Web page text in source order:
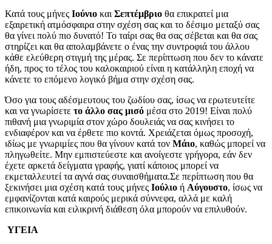
Κατά τους μήνες Ιούνιο και Σεπτέμβριο θα επικρατεί μια
εξαιρετική ατμόσφαιρα στην σχέση σας και το δέσιμο μεταξύ σας
θα γίνει πολύ πιο δυνατό! Το ταίρι σας θα σας σέβεται και θα σας
στηρίζει και θα απολαμβάνετε ο ένας την συντροφιά του άλλου
κάθε ελεύθερη στιγμή της μέρας. Σε περίπτωση που δεν το κάνατε
ήδη, προς το τέλος του καλοκαιριού είναι η κατάλληλη εποχή να
κάνετε το επόμενο λογικό βήμα στην σχέση σας.
Όσο για τους αδέσμευτους του ζωδίου σας, ίσως να ερωτευτείτε
και να γνωρίσετε το άλλο σας μισό μέσα στο 2019! Είναι πολύ
πιθανή μια γνωριμία στον χώρο δουλειάς να σας κινήσει το
ενδιαφέρον και να έρθετε πιο κοντά. Χρειάζεται όμως προσοχή,
ιδίως με γνωριμίες που θα γίνουν κατά τον Μάιο, καθώς μπορεί να
πληγωθείτε. Μην εμπιστεύεστε και ανοίγεστε γρήγορα, εάν δεν
έχετε αρκετά δείγματα γραφής, γιατί κάποιος μπορεί να
εκμεταλλευτεί τα αγνά σας συναισθήματα.Σε περίπτωση που θα
ξεκινήσει μια σχέση κατά τους μήνες Ιούλιο ή Αύγουστο, ίσως να
εμφανίζονται κατά καιρούς μερικά σύννεφα, αλλά με καλή
επικοινωνία και ειλικρινή διάθεση όλα μπορούν να επιλυθούν.
ΥΓΕΙΑ